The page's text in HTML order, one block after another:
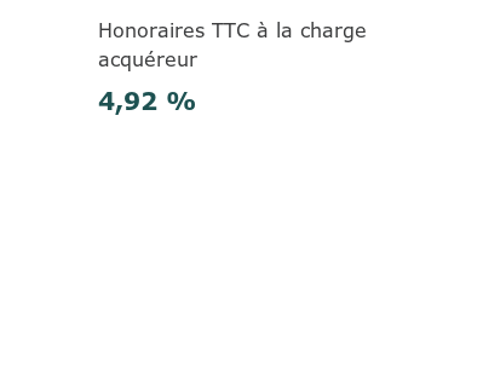
Honoraires TTC à la charge
acquéreur
4,92 %